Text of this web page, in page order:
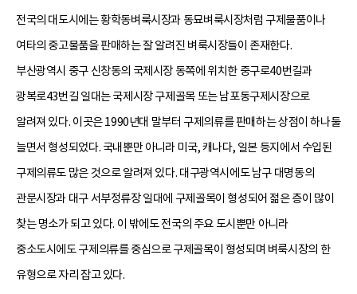
전국의 대도시에는 황학동벼룩시장과 동묘벼룩시장처럼 구제물품이나
여타의 중고물품을 판매하는 잘 알려진 벼룩시장들이 존재한다.
부산광역시 중구 신창동의 국제시장 동쪽에 위치한 중구로40번길과
광복로43번길 일대는 국제시장 구제골목 또는 남포동구제시장으로
알려져 있다. 이곳은 1990년대 말부터 구제의류를 판매하는 상점이 하나둘
늘면서 형성되었다. 국내뿐만 아니라 미국, 캐나다, 일본 등지에서 수입된
구제의류도 많은 것으로 알려져 있다. 대구광역시에도 남구 대명동의
관문시장과 대구 서부정류장 일대에 구제골목이 형성되어 젊은 층이 많이
찾는 명소가 되고 있다. 이 밖에도 전국의 주요 도시뿐만 아니라
중소도시에도 구제의류를 중심으로 구제골목이 형성되며 벼룩시장의 한
유형으로 자리 잡고 있다.